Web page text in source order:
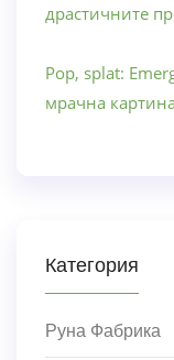
драстичните
Pop, splat:
мрачна
Категория
Руна Фабрика